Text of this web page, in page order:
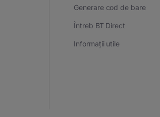
Generare cod de bare
Întreb BT Direct
Informații utile